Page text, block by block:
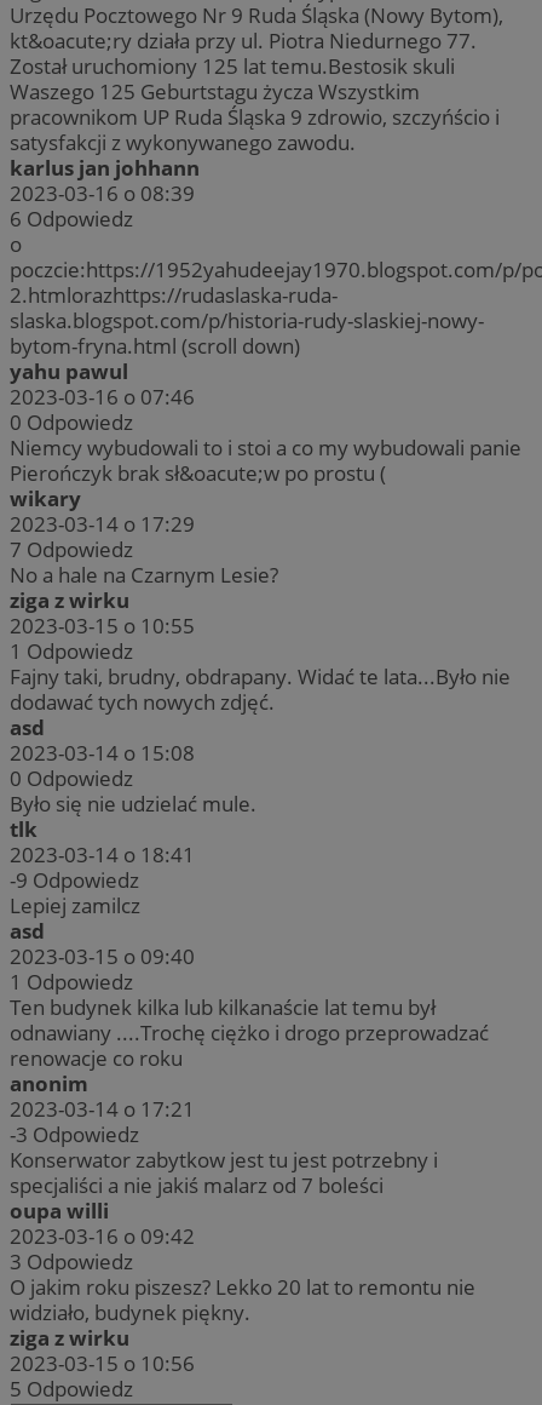
Urzędu Pocztowego Nr 9 Ruda Śląska (Nowy Bytom),
kt&oacute;ry działa przy ul. Piotra Niedurnego 77.
Został uruchomiony 125 lat temu.Bestosik skuli
Waszego 125 Geburtstagu życza Wszystkim
pracownikom UP Ruda Śląska 9 zdrowio, szczyńścio i
satysfakcji z wykonywanego zawodu.
karlus jan johhann
2023-03-16 o 08:39
6 Odpowiedz
o
poczcie:https://1952yahudeejay1970.blogspot.com/p/
2.htmlorazhttps://rudaslaska-ruda-
slaska.blogspot.com/p/historia-rudy-slaskiej-nowy-
bytom-fryna.html (scroll down)
yahu pawul
2023-03-16 o 07:46
0 Odpowiedz
Niemcy wybudowali to i stoi a co my wybudowali panie
Pierończyk brak sł&oacute;w po prostu (
wikary
2023-03-14 o 17:29
7 Odpowiedz
No a hale na Czarnym Lesie?
ziga z wirku
2023-03-15 o 10:55
1 Odpowiedz
Fajny taki, brudny, obdrapany. Widać te lata...Było nie
dodawać tych nowych zdjęć.
asd
2023-03-14 o 15:08
0 Odpowiedz
Było się nie udzielać mule.
tlk
2023-03-14 o 18:41
-9 Odpowiedz
Lepiej zamilcz
asd
2023-03-15 o 09:40
1 Odpowiedz
Ten budynek kilka lub kilkanaście lat temu był
odnawiany ....Trochę ciężko i drogo przeprowadzać
renowacje co roku
anonim
2023-03-14 o 17:21
-3 Odpowiedz
Konserwator zabytkow jest tu jest potrzebny i
specjaliści a nie jakiś malarz od 7 boleści
oupa willi
2023-03-16 o 09:42
3 Odpowiedz
O jakim roku piszesz? Lekko 20 lat to remontu nie
widziało, budynek piękny.
ziga z wirku
2023-03-15 o 10:56
5 Odpowiedz